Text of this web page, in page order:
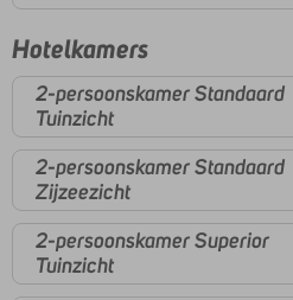
Hotelkamers
2-persoonskamer Standaard
Tuinzicht
2-persoonskamer Standaard
Zijzeezicht
2-persoonskamer Superior
Tuinzicht